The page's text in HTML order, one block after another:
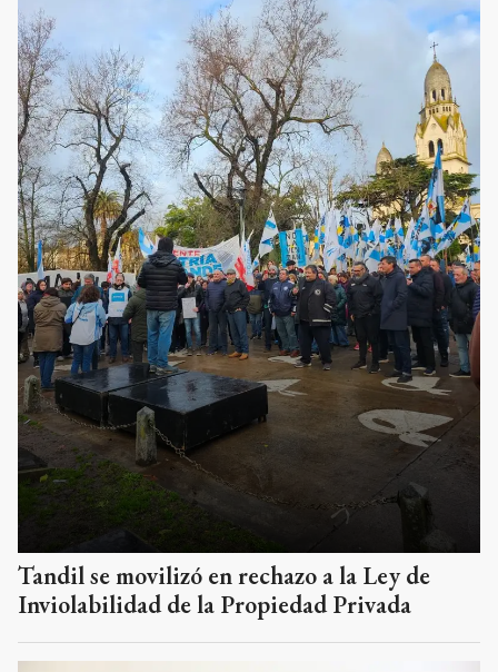
Tandil se movilizó en rechazo a la Ley de
Inviolabilidad de la Propiedad Privada